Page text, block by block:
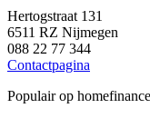
Hertogstraat 131
6511 RZ Nijmegen
088 22 77 344
Contactpagina
Populair op